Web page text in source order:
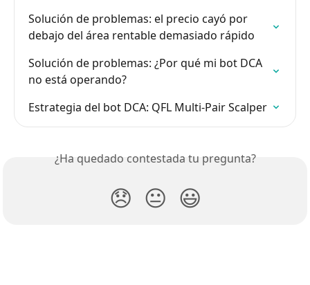
Solución de problemas: el precio cayó por
debajo del área rentable demasiado rápido
Solución de problemas: ¿Por qué mi bot DCA
no está operando?
Estrategia del bot DCA: QFL Multi-Pair Scalper
¿Ha quedado contestada tu pregunta?
😞 😐 😃